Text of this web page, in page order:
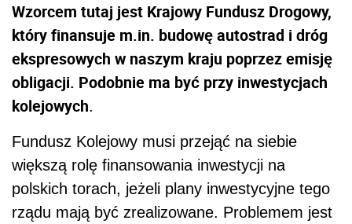
Wzorcem tutaj jest Krajowy Fundusz Drogowy,
który finansuje m.in. budowę autostrad i dróg
ekspresowych w naszym kraju poprzez emisję
obligacji. Podobnie ma być przy inwestycjach
kolejowych.
Fundusz Kolejowy musi przejąć na siebie
większą rolę finansowania inwestycji na
polskich torach, jeżeli plany inwestycyjne tego
rządu mają być zrealizowane. Problemem jest